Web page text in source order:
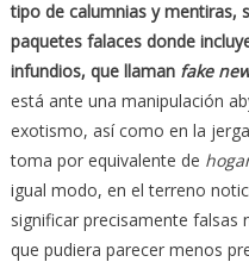
tipo de calumnias y mentiras,
paquetes falaces donde
infundios, que llaman fake
está ante una manipulación
exotismo, así como en la
toma por equivalente de
igual modo, en el terreno
significar precisamente falsas
que pudiera parecer menos